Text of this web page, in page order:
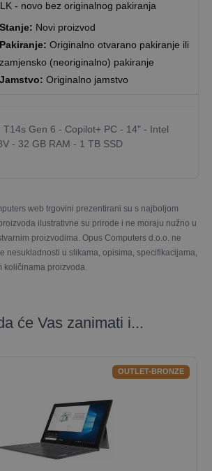
- novo bez originalnog pakiranja
Stanje: Novi proizvod
Pakiranje: Originalno otvarano pakiranje ili
zamjensko (neoriginalno) pakiranje
Jamstvo: Originalno jamstvo
T14s Gen 6 - Copilot+ PC - 14" - Intel
- 32 GB RAM - 1 TB SSD
web trgovini prezentirani su s najboljom
ilustrativne su prirode i ne moraju nužno u
proizvodima. Opus Computers d.o.o. ne
nesukladnosti u slikama, opisima, specifikacijama,
količinama proizvoda.
će Vas zanimati i...
OUTLET-BRONZE